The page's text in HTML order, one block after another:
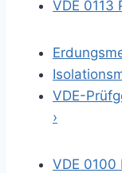
VDE 0113
VDE-
›
VDE 0100